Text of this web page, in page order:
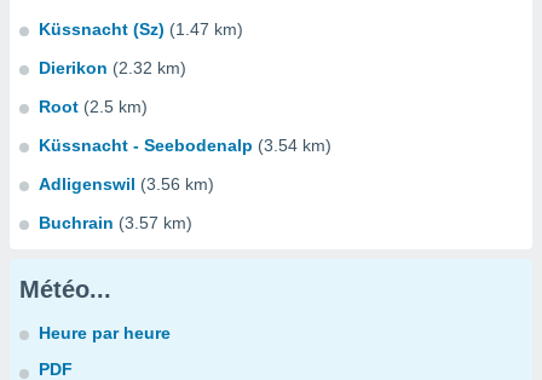
Küssnacht (Sz) (1.47 km)
Dierikon (2.32 km)
Root (2.5 km)
Küssnacht - Seebodenalp (3.54 km)
Adligenswil (3.56 km)
Buchrain (3.57 km)
Météo...
Heure par heure
PDF